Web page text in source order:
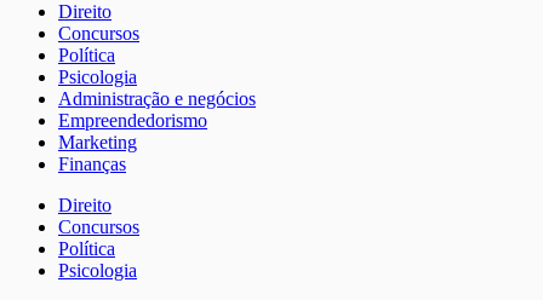
Direito
Concursos
Política
Psicologia
Administração e negócios
Empreendedorismo
Marketing
Finanças
Direito
Concursos
Política
Psicologia